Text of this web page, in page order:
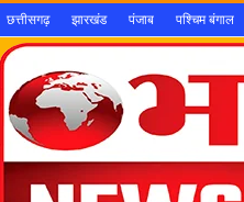
छत्तीसगढ़ झारखंड पंजाब पश्चिम बंगाल